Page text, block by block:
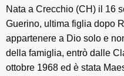
Nata a Crecchio (CH) il 16
Guerino, ultima figlia dopo
appartenere a Dio solo e
della famiglia, entrò dalle
ottobre 1968 ed è stata